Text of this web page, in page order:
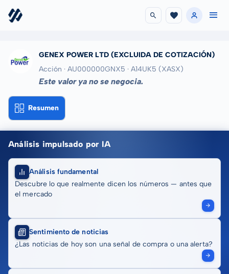
GENEX POWER LTD (EXCLUIDA DE COTIZACIÓN)
Acción · AU000000GNX5 · A14UK5 (XASX)
Este valor ya no se negocia.
Resumen
Análisis impulsado por IA
Análisis fundamental
Descubre lo que realmente dicen los números — antes que
el mercado
Sentimiento de noticias
¿Las noticias de hoy son una señal de compra o una alerta?